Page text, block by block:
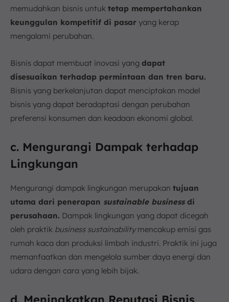
memudahkan bisnis untuk tetap mempertahankan
keunggulan kompetitif di pasar yang kerap
mengalami perubahan.
Bisnis dapat membuat inovasi yang dapat
disesuaikan terhadap permintaan dan tren baru.
Bisnis yang berkelanjutan dapat menciptakan model
bisnis yang dapat beradaptasi dengan perubahan
preferensi konsumen dan keadaan ekonomi global.
c. Mengurangi Dampak terhadap
Lingkungan
Mengurangi dampak lingkungan merupakan tujuan
utama dari penerapan sustainable businessdi
perusahaan. Dampak lingkungan yang dapat dicegah
oleh praktik business sustainabilitymencakup emisi gas
rumah kaca dan produksi limbah industri. Praktik ini juga
memanfaatkan dan mengelola sumber daya energi dan
udara dengan cara yang lebih bijak.